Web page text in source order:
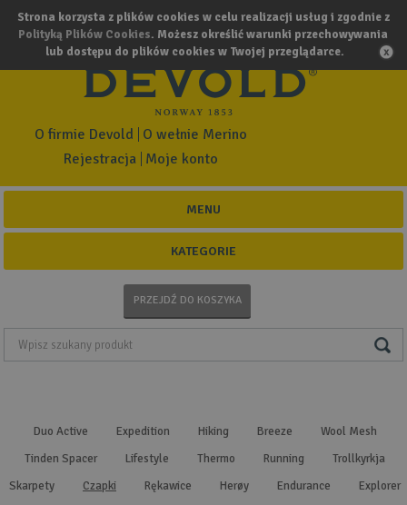
Strona korzysta z plików cookies w celu realizacji usług i zgodnie z
Polityką Plików Cookies. Możesz określić warunki przechowywania
lub dostępu do plików cookies w Twojej przeglądarce.
Rejestracja Moje konto
O firmie Devold O wełnie Merino
MENU
KATEGORIE
PRZEJDŹ DO KOSZYKA
Duo Active Expedition Hiking Breeze
Wool Mesh
Tinden Spacer
Lifestyle Thermo Running
Trollkyrkja
Skarpety
Czapki Rękawice Herøy Endurance
Explorer